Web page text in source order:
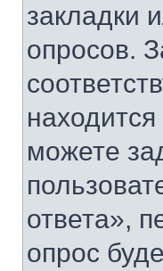
закладки
опросов.
можете
ответа»,
опрос